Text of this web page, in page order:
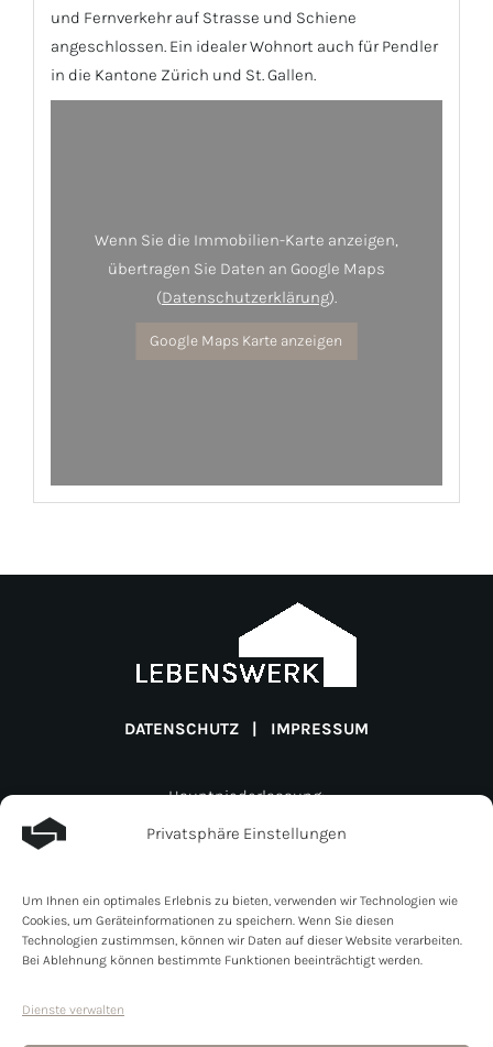
Privatsphäre Einstellungen
Um Ihnen ein optimales Erlebnis zu bieten, verwenden wir Technologien wie
Cookies, um Geräteinformationen zu speichern. Wenn Sie diesen
Technologien zustimmsen, können wir Daten auf dieser Website verarbeiten.
Bei Ablehnung können bestimmte Funktionen beeinträchtigt werden.
Dienste verwalten
und Fernverkehr auf Strasse und Schiene
angeschlossen. Ein idealer Wohnort auch für Pendler
in die Kantone Zürich und St. Gallen.
Wenn Sie die Immobilien-Karte anzeigen,
übertragen Sie Daten an Google Maps
(Datenschutzerklärung).
Google Maps Karte anzeigen
DATENSCHUTZ | IMPRESSUM
Hauptniederlassung:
Lebenswerk Invest GmbH
Schweiz
Zweigniederlassung:
Lebenswerk Invest GmbH